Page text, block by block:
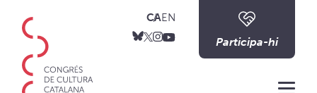
CAEN
Participa-hi